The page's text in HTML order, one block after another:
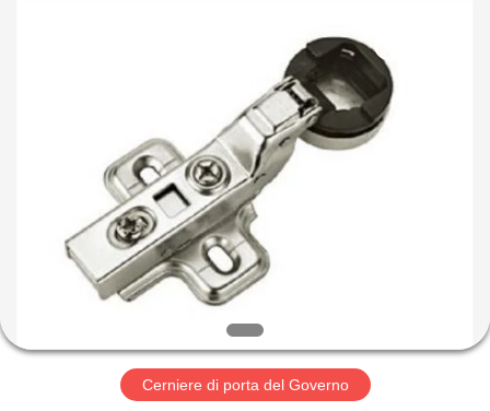
PRODOTTI
CIRCA
GIRO
Cerniere di porta del Governo